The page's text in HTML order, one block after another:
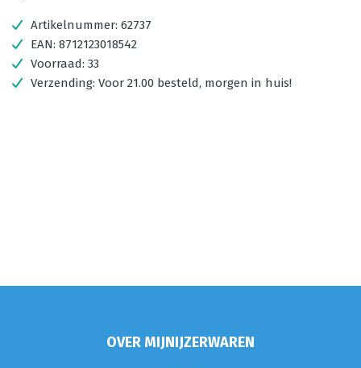
Artikelnummer: 62737
EAN: 8712123018542
Voorraad: 33
Verzending: Voor 21.00 besteld, morgen in huis!
OVER MIJNIJZERWAREN